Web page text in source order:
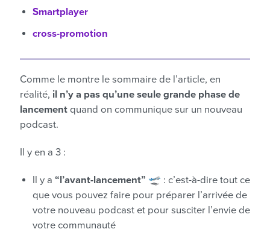
Smartplayer
cross-promotion
Comme le montre le sommaire de l’article, en
réalité, il n’y a pas qu’une seule grande phase de
lancement quand on communique sur un nouveau
podcast.
Il y en a 3 :
Il y a “l’avant-lancement” 🛫 : c’est-à-dire tout ce
que vous pouvez faire pour préparer l’arrivée de
votre nouveau podcast et pour susciter l’envie de
votre communauté